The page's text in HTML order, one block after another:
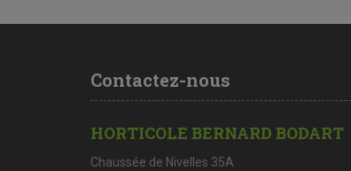
Contactez-nous
HORTICOLE BERNARD BODART
Chaussée de Nivelles 35A